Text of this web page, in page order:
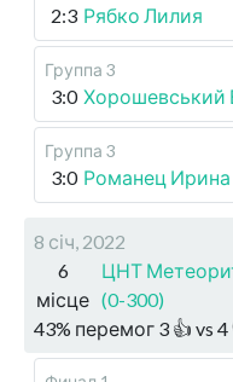
2:3 Рябко Лилия
Группа 3
3:0 Хорошевський
Группа 3
3:0 Романец Ирина
8 січ, 2022
6
місце
ЦНТ
(0-300)
43% перемог 3 👍 vs 4